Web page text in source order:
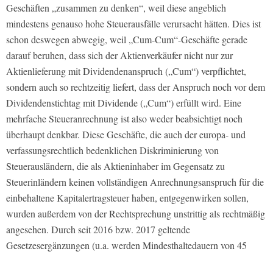
Geschäften „zusammen zu denken“, weil diese angeblich
mindestens genauso hohe Steuerausfälle verursacht hätten. Dies ist
schon deswegen abwegig, weil „Cum-Cum“-Geschäfte gerade
darauf beruhen, dass sich der Aktienverkäufer nicht nur zur
Aktienlieferung mit Dividendenanspruch („Cum“) verpflichtet,
sondern auch so rechtzeitig liefert, dass der Anspruch noch vor dem
Dividendenstichtag mit Dividende („Cum“) erfüllt wird. Eine
mehrfache Steueranrechnung ist also weder beabsichtigt noch
überhaupt denkbar. Diese Geschäfte, die auch der europa- und
verfassungsrechtlich bedenklichen Diskriminierung von
Steuerausländern, die als Aktieninhaber im Gegensatz zu
Steuerinländern keinen vollständigen Anrechnungsanspruch für die
einbehaltene Kapitalertragsteuer haben, entgegenwirken sollen,
wurden außerdem von der Rechtsprechung unstrittig als rechtmäßig
angesehen. Durch seit 2016 bzw. 2017 geltende
Gesetzesergänzungen (u.a. werden Mindesthaltedauern von 45